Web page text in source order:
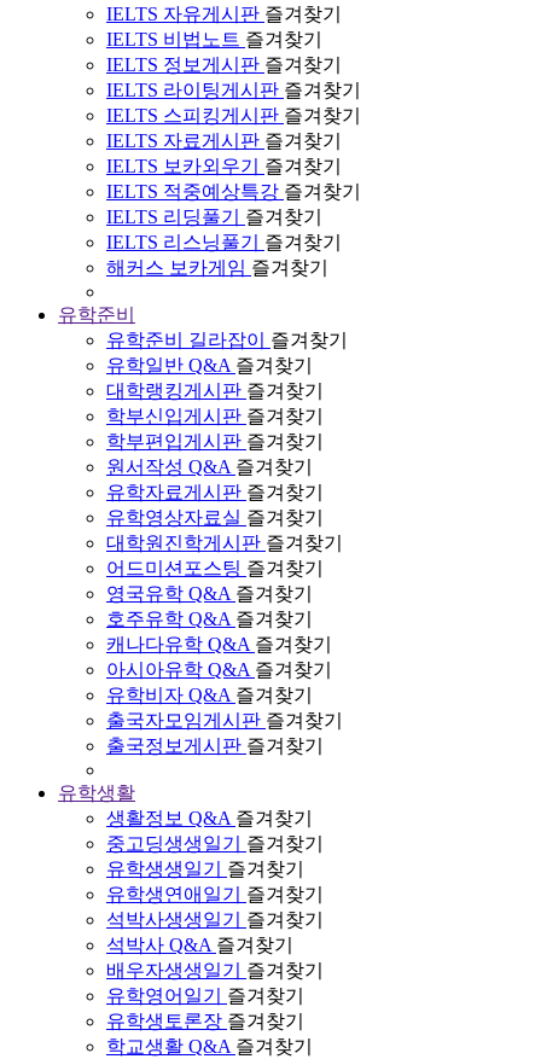
IELTS 자유게시판 즐겨찾기
IELTS 비법노트 즐겨찾기
IELTS 정보게시판 즐겨찾기
IELTS 라이팅게시판 즐겨찾기
IELTS 스피킹게시판 즐겨찾기
IELTS 자료게시판 즐겨찾기
IELTS 보카외우기
즐겨찾기
IELTS 적중예상특강 즐겨찾기
IELTS 리딩풀기
즐겨찾기
IELTS 리스닝풀기
즐겨찾기
해커스 보카게임 즐겨찾기
유학준비
유학준비 길라잡이
즐겨찾기
유학일반 Q&A 즐겨찾기
대학랭킹게시판 즐겨찾기
학부신입게시판 즐겨찾기
학부편입게시판 즐겨찾기
원서작성 Q&A 즐겨찾기
유학자료게시판 즐겨찾기
유학영상자료실 즐겨찾기
대학원진학게시판 즐겨찾기
어드미션포스팅 즐겨찾기
영국유학 Q&A 즐겨찾기
호주유학 Q&A 즐겨찾기
캐나다유학 Q&A 즐겨찾기
아시아유학 Q&A 즐겨찾기
유학비자 Q&A 즐겨찾기
출국자모임게시판 즐겨찾기
출국정보게시판 즐겨찾기
유학생활
생활정보 Q&A 즐겨찾기
중고딩생생일기
즐겨찾기
유학생생일기
즐겨찾기
유학생연애일기
즐겨찾기
석박사생생일기
즐겨찾기
석박사 Q&A 즐겨찾기
배우자생생일기
즐겨찾기
유학영어일기
즐겨찾기
유학생토론장 즐겨찾기
학교생활 Q&A 즐겨찾기